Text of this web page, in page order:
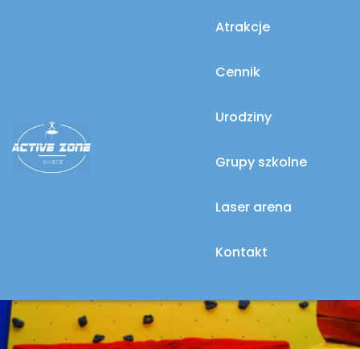
Atrakcje
Cennik
Urodziny
Grupy szkolne
Laser arena
Kontakt